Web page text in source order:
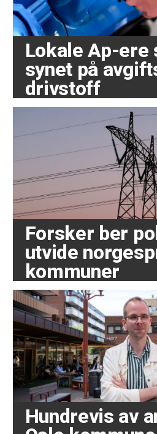
Lokale Ap-ere
synet på
drivstoff
Forsker ber
utvide
kommuner
Hundrevis av